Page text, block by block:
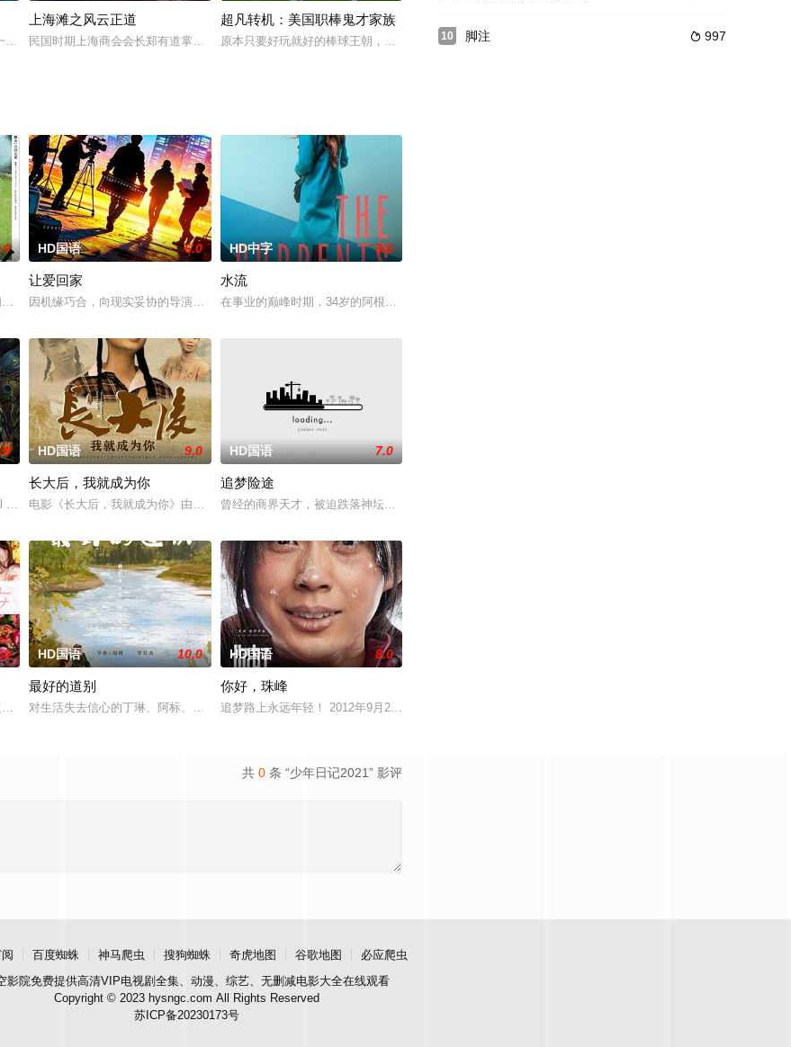
有伦 饰）竞速的比
网恋中，被骗走了55万。循着骗子留下的蛛丝马迹，周冉来
上海滩之风云正道
民国时期上海商会会长郑有道掌管着上海重要的货运码头，他成为了日本人跟各方势力拉拢的目标
超凡转机：美国职棒鬼才家族
原本只要好玩就好的棒球王朝，却差点被迪斯可灾难给毁了。本纪录片带你一探麦克·维克的历史
应对名利和行业压力的复杂
“废用身”——因瘫痪等原因已无恢复可能的四肢——的治疗方
HD国语 6.0
让爱回家
因机缘巧合，向现实妥协的导演朱达仁萌生拍一部《河南人在北京》电影的念头，在说服主编姚松
HD中字 3.0
水流
在事业的巅峰时期，34岁的阿根廷造型师丽娜在瑞士的一场颁奖典礼后，被一种突如其来的冲动
人踏上穿越西德克萨斯州的
drama set ag
HD国语 9.0
长大后，我就成为你
电影《长大后，我就成为你》由中共四川省第十一届党代表、第十二届中华慈善奖最具爱心慈善楷
HD国语 7.0
追梦险途
曾经的商界天才，被迫跌落神坛。被那微不足道的成就麻醉过后他该如何面对现实，能改变他的命
己的音乐梦想，并走出了困
它是梦开始的地方，没有深思熟虑，只有最单纯的坚定，然而，
HD国语 10.0
最好的道别
对生活失去信心的丁琳、阿标、梁兴、林雪宜在网上相约轻生，他们来到一座偏僻的小镇，在小镇
HD国语 8.0
你好，珠峰
追梦路上永远年轻！ 2012年9月28号，来自北京的27岁杭州姑娘杨晨，和她的小伙伴徒
共 0 条 “少年日记2021” 影评
10  997
脚注
百度蜘蛛 神马爬虫 搜狗蜘蛛 奇虎地图 谷歌地图
必应爬虫
影院免费提供高清VIP电视剧全集、动漫、综艺、无删减电影大全在线观看
Copyright © 2023 hysngc.com All Rights Reserved
苏ICP备20230173号